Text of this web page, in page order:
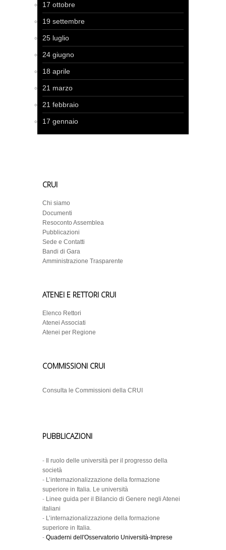
17 ottobre
19 settembre
25 luglio
24 giugno
18 aprile
21 marzo
21 febbraio
17 gennaio
CRUI
Chi siamo
Documenti
Resoconto Assemblea
Pubblicazioni
Sede e Contatti
Bandi di Gara
Amministrazione Trasparente
ATENEI E RETTORI CRUI
Elenco Rettori
Atenei Associati
Atenei per Regione
COMMISSIONI CRUI
Consulta le Commissioni della CRUI
PUBBLICAZIONI
-
Il ruolo delle università per il progresso della
società
- L’internazionalizzazione della formazione
superiore in Italia. Le università
- Linee guida per il Bilancio di Genere negli Atenei
italiani
- L’internazionalizzazione della formazione
superiore in Italia.
- Quaderni dell'Osservatorio Università-Imprese